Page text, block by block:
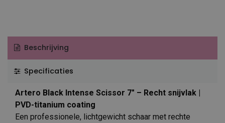
Beschrijving
Specificaties
Artero Black Intense Scissor 7″ – Recht snijvlak |
PVD-titanium coating
Een professionele, lichtgewicht schaar met rechte